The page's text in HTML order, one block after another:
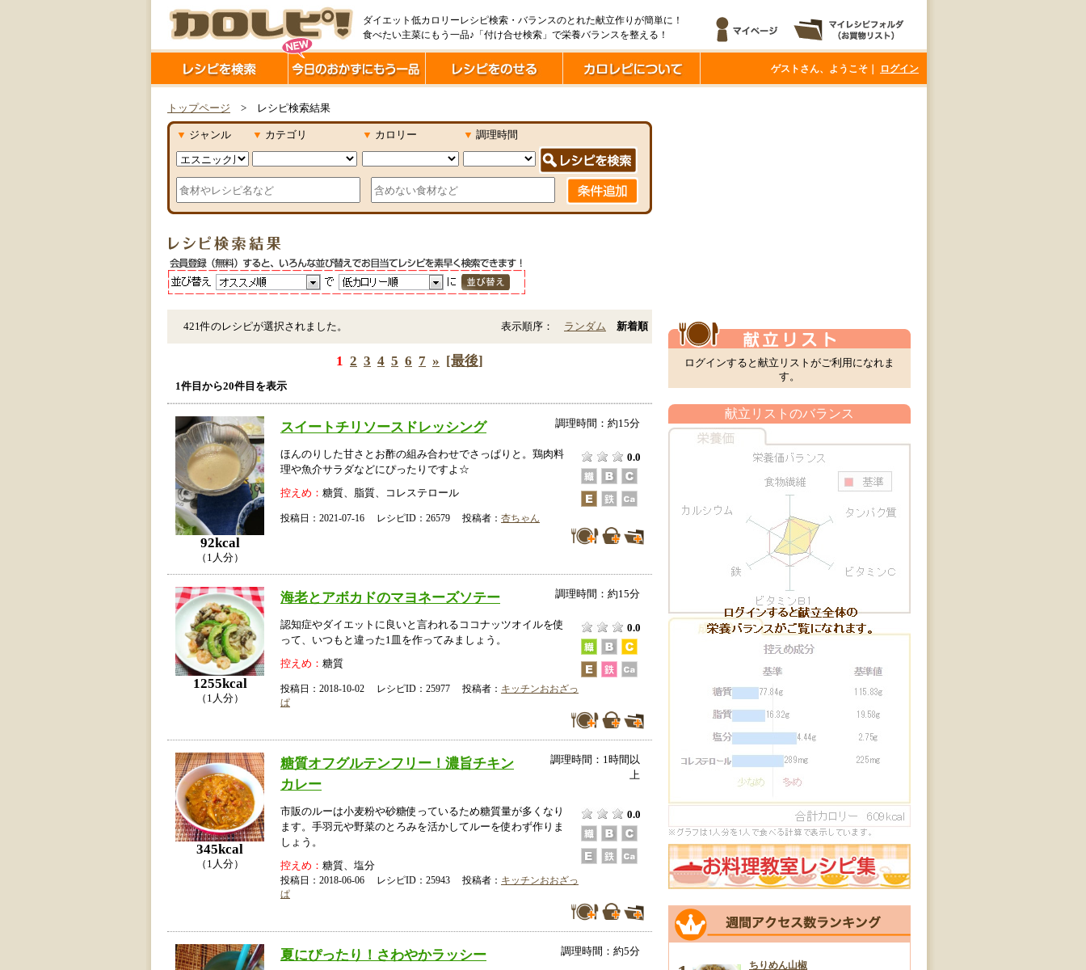
ダイエット低カロリーレシピ検索・バランスのとれた献立作りが簡単に！
食べたい主菜にもう一品♪「付け合せ検索」で栄養バランスを整える！
ゲストさん、ようこそ｜ ログイン
トップページ > レシピ検索結果
▼ ジャンル ▼ カテゴリ ▼ カロリー ▼ 調理時間
421件のレシピが選択されました。 表示順序： ランダム 新着順
1 2 3 4 5 6 7 » [最後]
1件目から20件目を表示
92kcal
（1人分）
スイートチリソースドレッシング 調理時間：約15分
ほんのりした甘さとお酢の組み合わせでさっぱりと。鶏肉料
理や魚介サラダなどにぴったりですよ☆
0.0
控えめ： 糖質、脂質、コレステロール
投稿日：2021-07-16 レシピID：26579 投稿者： 杏ちゃん
1255kcal
（1人分）
海老とアボカドのマヨネーズソテー 調理時間：約15分
認知症やダイエットに良いと言われるココナッツオイルを使
って、いつもと違った1皿を作ってみましょう。
0.0
控えめ： 糖質
投稿日：2018-10-02 レシピID：25977 投稿者： キッチンおおざっ
ぱ
345kcal
（1人分）
糖質オフグルテンフリー！濃旨チキン
カレー
調理時間：1時間以
上
市販のルーは小麦粉や砂糖使っているため糖質量が多くなり
ます。手羽元や野菜のとろみを活かしてルーを使わず作りま
しょう。
0.0
控えめ： 糖質、塩分
投稿日：2018-06-06 レシピID：25943 投稿者： キッチンおおざっ
ぱ
夏にぴったり！さわやかラッシー 調理時間：約5分
ログインすると献立リストがご利用になれま
す。
献立リストのバランス
ちりめん山椒